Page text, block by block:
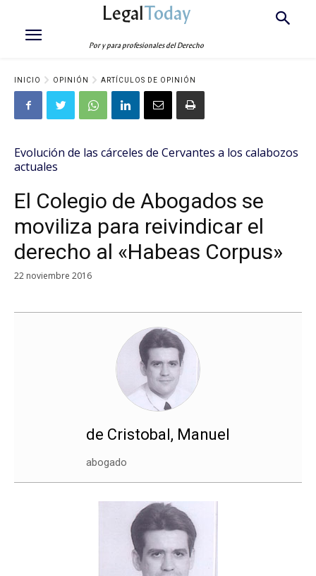
LegalToday
Por y para profesionales del Derecho
INICIO OPINIÓN ARTÍCULOS DE OPINIÓN
Evolución de las cárceles de Cervantes a los calabozos
actuales
El Colegio de Abogados se
moviliza para reivindicar el
derecho al «Habeas Corpus»
22 noviembre 2016
de Cristobal, Manuel
abogado